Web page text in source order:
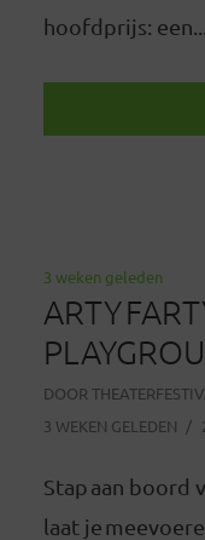
hoofdprijs:
3 weken geleden
ARTY
DOOR
3 WEKEN GELEDEN
Stap aan boord
laat je